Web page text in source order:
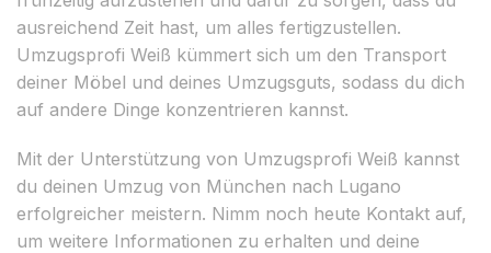
ausreichend Zeit hast, um alles fertigzustellen.
Umzugsprofi Weiß kümmert sich um den Transport
deiner Möbel und deines Umzugsguts, sodass du dich
auf andere Dinge konzentrieren kannst.
Mit der Unterstützung von Umzugsprofi Weiß kannst
du deinen Umzug von München nach Lugano
erfolgreicher meistern. Nimm noch heute Kontakt auf,
um weitere Informationen zu erhalten und deine